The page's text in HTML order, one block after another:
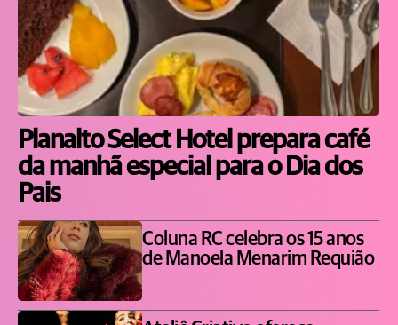
Planalto Select Hotel prepara café
da manhã especial para o Dia dos
Pais
Coluna RC celebra os 15 anos
de Manoela Menarim Requião